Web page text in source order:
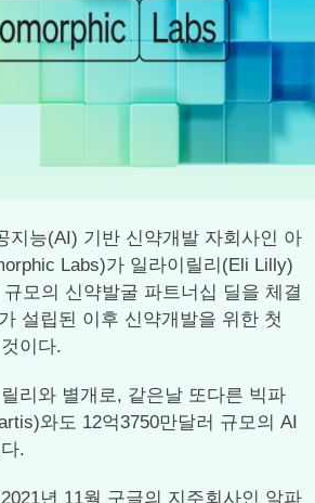
지능(AI) 기반 신약개발 자회사인 아
Labs)가 일라이릴리(Eli Lilly)
모의 신약발굴 파트너십 딜을 체결
설립된 이후 신약개발을 위한 첫
이다.
리와 별개로, 같은날 또다른 빅파
와도 12억3750만달러 규모의 AI
.
년 11월 구글의 지주회사인 알파